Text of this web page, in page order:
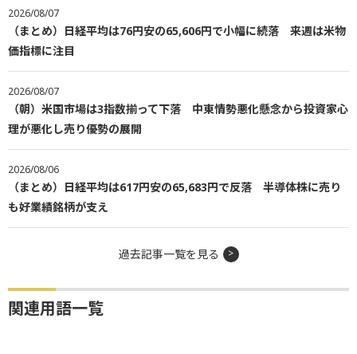
2026/08/07
（まとめ）日経平均は76円安の65,606円で小幅に続落 来週は米物
価指標に注目
2026/08/07
（朝）米国市場は3指数揃って下落 中東情勢悪化懸念から投資家心
理が悪化し売り優勢の展開
2026/08/06
（まとめ）日経平均は617円安の65,683円で反落 半導体株に売り
も好業績銘柄が支え
過去記事一覧を見る
関連用語一覧